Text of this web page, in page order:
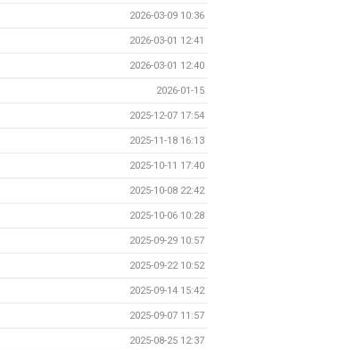
2026-03-09 10:36
2026-03-01 12:41
2026-03-01 12:40
2026-01-15
2025-12-07 17:54
2025-11-18 16:13
2025-10-11 17:40
2025-10-08 22:42
2025-10-06 10:28
2025-09-29 10:57
2025-09-22 10:52
2025-09-14 15:42
2025-09-07 11:57
2025-08-25 12:37